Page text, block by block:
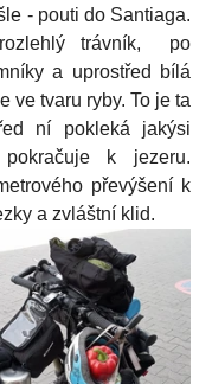
- pouti do Santiaga.
trávník,  po
a uprostřed bílá
ve tvaru ryby. To je ta
ní pokleká jakýsi
k jezeru.
převýšení k
a zvláštní klid.